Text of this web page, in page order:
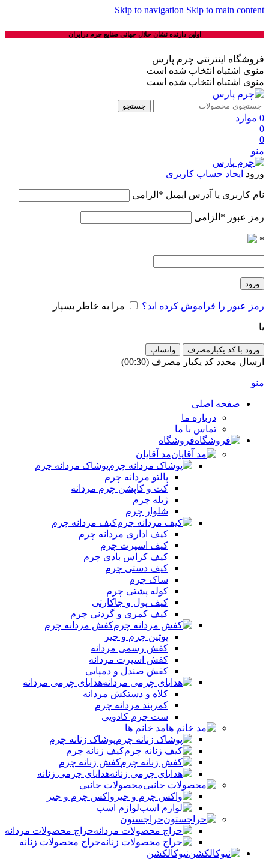
Skip to navigation Skip to main content
اولین دارنده نشان حلال جهانی صنایع چرم درایران
فروشگاه اینترنتی چرم پارس
منوی اشتباه انتخاب شده است
منوی اشتباه انتخاب شده است
جستجو
0 موارد
0
0
منو
ورود ایجاد حساب کاربری
نام کاربری یا آدرس ایمیل * الزامی
رمز عبور * الزامی
*
ورود
رمز عبور را فراموش کرده اید؟ مرا به خاطر بسپار
یا
ورود با کد یکبارمصرف واتساپ
ارسال مجدد کد یکبار مصرف (00:
30
)
منو
صفحه اصلی
درباره ما
تماس با ما
فروشگاه
مد آقایان
پوشاک مردانه چرم
پالتو مردانه چرم
کت و کاپشن چرم مردانه
ژیله چرم
شلوار چرم
کیف مردانه چرم
کیف اداری مردانه چرم
کیف اسپرت چرم
کیف کراس بادی چرم
کیف دستی چرم
ساک چرم
کوله پشتی چرم
کیف پول و جاکارتی
کیف کمری و گردنی چرم
کفش مردانه چرم
پوتین چرم و جیر
کفش رسمی مردانه
کفش اسپرت مردانه
کفش صندل و دمپایی
هدایای چرمی مردانه
کلاه و دستکش مردانه
کمربند مردانه چرم
ست چرم کادویی
مد خانم ها
پوشاک زنانه چرم
کیف زنانه چرم
کفش زنانه چرم
هدایای چرمی زنانه
محصولات جانبی
واکس چرم و جیر
لوازم اسب
حراجستون
حراج محصولات مردانه
حراج محصولات زنانه
نیوکالکشن